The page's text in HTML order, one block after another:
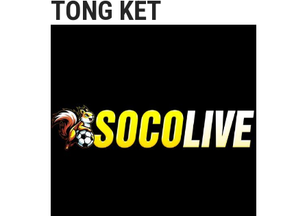
TỔNG KẾT